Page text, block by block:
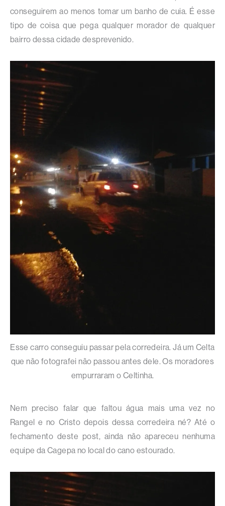
conseguirem ao menos tomar um banho de cuia. É esse
tipo de coisa que pega qualquer morador de qualquer
bairro dessa cidade desprevenido.
Esse carro conseguiu passar pela corredeira. Já um Celta
que não fotografei não passou antes dele. Os moradores
empurraram o Celtinha.
Nem preciso falar que faltou água mais uma vez no
Rangel e no Cristo depois dessa corredeira né? Até o
fechamento deste post, ainda não apareceu nenhuma
equipe da Cagepa no local do cano estourado.